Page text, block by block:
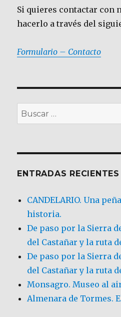
Si quieres contactar con
hacerlo a través del
Formulario – Contacto
Buscar
por:
ENTRADAS RECIENTES
CANDELARIO. Una
historia.
De paso por la Sierra
del Castañar y la ruta
De paso por la Sierra
del Castañar y la ruta
Monsagro. Museo al
Almenara de Tormes.